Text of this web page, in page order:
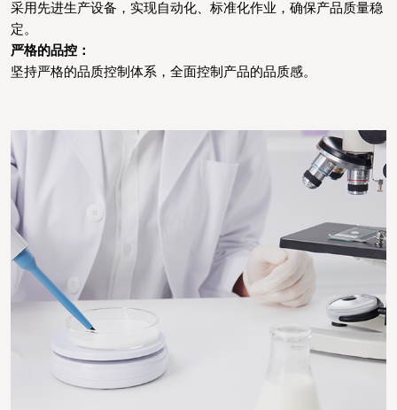
采用先进生产设备，实现自动化、标准化作业，确保产品质量稳
定。
严格的品控：
坚持严格的品质控制体系，全面控制产品的品质感。